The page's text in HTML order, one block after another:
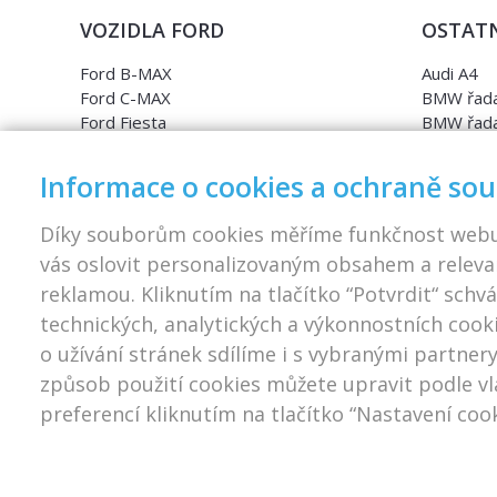
VOZIDLA FORD
Ford B-MAX
Ford C-MAX
Ford Fiesta
Ford Grand C-MAX
Ford Kuga
Ford Mondeo
Ford S-MAX
Ford Transit
Audi A4
BMW
BMW
Opel
Opel
Škoda
Informace o cookies a ochraně
Díky souborům cookies měříme funkčnost
vás oslovit personalizovaným obsahem a
reklamou. Kliknutím na tlačítko “Potvrdit“
technických, analytických a výkonnostních
o užívání stránek sdílíme i s vybranými
způsob použití cookies můžete upravit podle
preferencí kliknutím na tlačítko “Nastavení